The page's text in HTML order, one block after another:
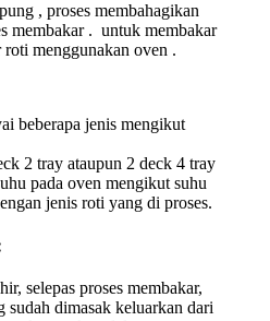
, proses membahagikan
membakar . untuk membakar
menggunakan oven .
beberapa jenis mengikut
2 tray ataupun 2 deck 4 tray
pada oven mengikut suhu
jenis roti yang di proses.
selepas proses membakar,
dimasak keluarkan dari